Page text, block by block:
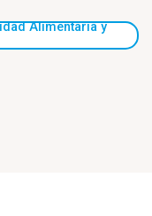
Alimentaria y